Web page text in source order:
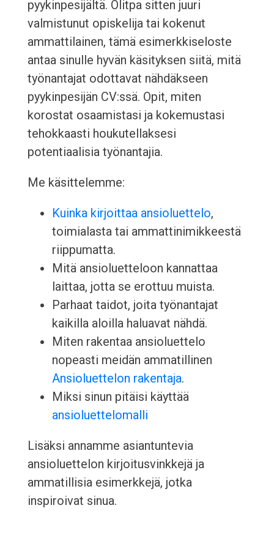
pyykinpesijältä. Olitpa sitten juuri
valmistunut opiskelija tai kokenut
ammattilainen, tämä esimerkkiseloste
antaa sinulle hyvän käsityksen siitä, mitä
työnantajat odottavat nähdäkseen
pyykinpesijän CV:ssä. Opit, miten
korostat osaamistasi ja kokemustasi
tehokkaasti houkutellaksesi
potentiaalisia työnantajia.
Me käsittelemme:
Kuinka kirjoittaa ansioluettelo,
toimialasta tai ammattinimikkeestä
riippumatta.
Mitä ansioluetteloon kannattaa
laittaa, jotta se erottuu muista.
Parhaat taidot, joita työnantajat
kaikilla aloilla haluavat nähdä.
Miten rakentaa ansioluettelo
nopeasti meidän ammatillinen
Ansioluettelon rakentaja.
Miksi sinun pitäisi käyttää
ansioluettelomalli
Lisäksi annamme asiantuntevia
ansioluettelon kirjoitusvinkkejä ja
ammatillisia esimerkkejä, jotka
inspiroivat sinua.